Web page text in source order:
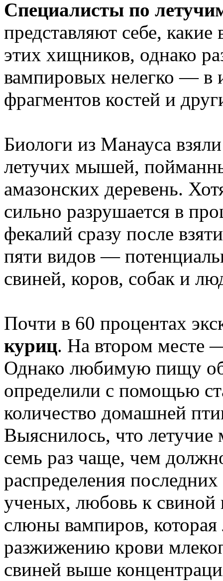
Специалисты по
представляют себе,
этих хищников, однако
вампировых нелегко — в
фрагментов костей и
Биологи из Манауса
летучих мышей,
амазонских деревень.
сильно разрушается в
фекалий сразу после
пяти видов —
свиней, коров, собак и
Почти в 60 процентах
куриц. На втором месте
Однако любимую пищу
определили с помощью
количество домашней
Выяснилось, что
семь раз чаще, чем
распределения
ученых, любовь к свиной
слюны вампиров,
разжижению крови
свиней выше